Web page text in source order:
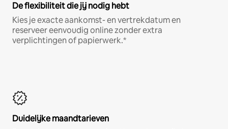
De flexibiliteit die jij nodig hebt
Kies je exacte aankomst- en vertrekdatum en
reserveer eenvoudig online zonder extra
verplichtingen of papierwerk.*
Duidelijke maandtarieven